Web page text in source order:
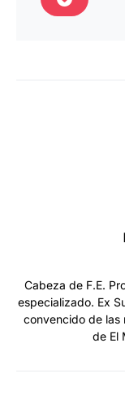
Cabeza de F.E.
especializado. Ex
convencido de las
de El